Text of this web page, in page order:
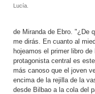
Lucía.
de Miranda de Ebro. "¿De
me dirás. En cuanto al
hojeamos el primer libro
protagonista central es
más canoso que el joven
encima de la rejilla de la
desde Bilbao a la cola del